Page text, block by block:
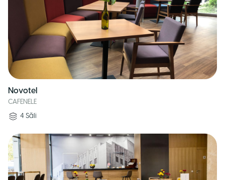
Novotel
CAFENELE
4 Săli